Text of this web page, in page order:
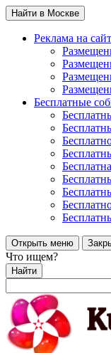
Найти в Москве
Реклама на
Бесплатные
Открыть меню
Что ищем?
Найти